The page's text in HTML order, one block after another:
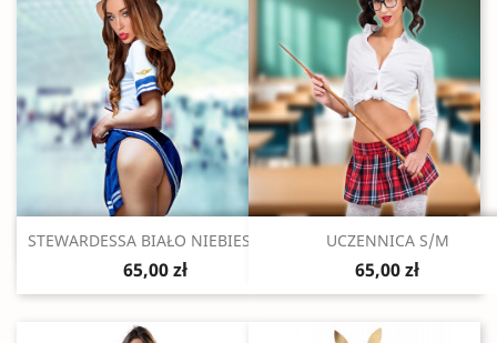
Szybki podgląd
STEWARDESSA BIAŁO NIEBIESKA...
65,00 zł
Szybki podgląd
UCZENNICA S/M
65,00 zł